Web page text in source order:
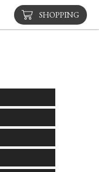
SHOPPING